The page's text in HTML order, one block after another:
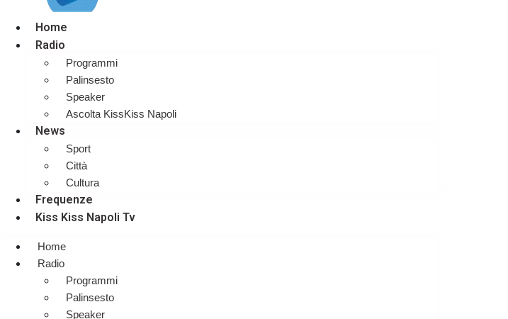
Home
Radio
Programmi
Palinsesto
Speaker
Ascolta KissKiss Napoli
News
Sport
Città
Cultura
Frequenze
Kiss Kiss Napoli Tv
Home
Radio
Programmi
Palinsesto
Speaker